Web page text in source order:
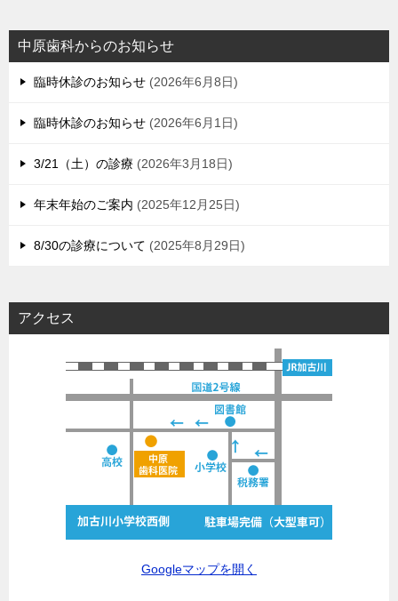
中原歯科からのお知らせ
臨時休診のお知らせ 2026年6月8日
臨時休診のお知らせ 2026年6月1日
3/21（土）の診療 2026年3月18日
年末年始のご案内 2025年12月25日
8/30の診療について 2025年8月29日
アクセス
Googleマップを開く